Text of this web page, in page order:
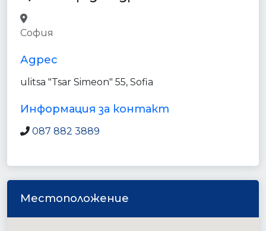
София
Адрес
ulitsa "Tsar Simeon" 55, Sofia
Информация за контакт
087 882 3889
Местоположение